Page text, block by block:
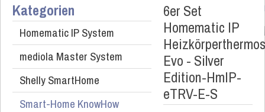
Kategorien
Homematic IP System
mediola Master System
Shelly SmartHome
Smart-Home KnowHow
6er Set
Homematic IP
Evo - Silver
Edition-HmIP-
eTRV-E-S